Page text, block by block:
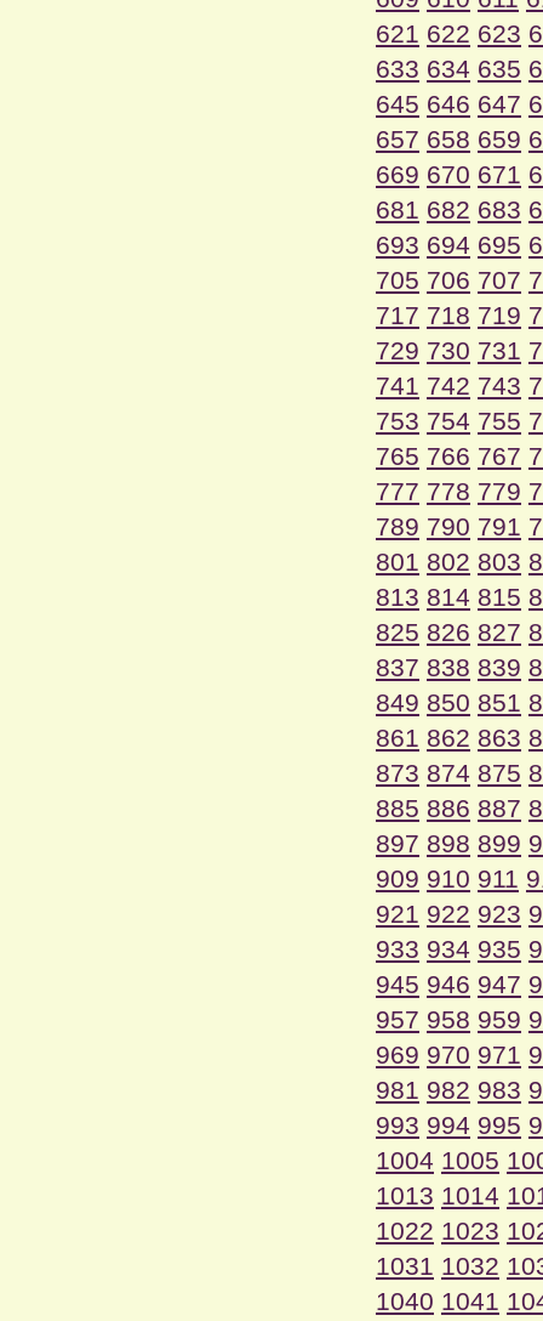
621 622 623
633 634 635
645 646 647
657 658 659
669 670 671
681 682 683
693 694 695
705 706 707
717 718 719
729 730 731
741 742 743
753 754 755
765 766 767
777 778 779
789 790 791
801 802 803
813 814 815
825 826 827
837 838 839
849 850 851
861 862 863
873 874 875
885 886 887
897 898 899
909 910 911
921 922 923
933 934 935
945 946 947
957 958 959
969 970 971
981 982 983
993 994 995
1004 1005
1013 1014
1022 1023
1031 1032
1040 1041